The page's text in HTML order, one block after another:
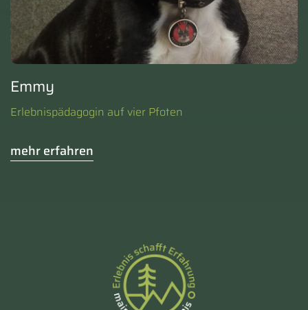
Emmy
Erlebnispädagogin auf vier Pfoten
mehr erfahren